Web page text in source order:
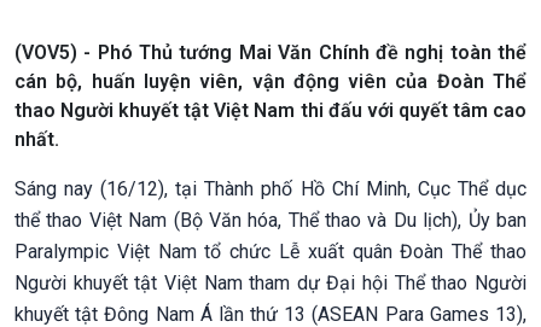
(VOV5) - Phó Thủ tướng Mai Văn Chính đề nghị toàn thể
cán bộ, huấn luyện viên, vận động viên của Đoàn Thể
thao Người khuyết tật Việt Nam thi đấu với quyết tâm cao
nhất.
Sáng nay (16/12), tại Thành phố Hồ Chí Minh, Cục Thể dục
thể thao Việt Nam (Bộ Văn hóa, Thể thao và Du lịch), Ủy ban
Paralympic Việt Nam tổ chức Lễ xuất quân Đoàn Thể thao
Người khuyết tật Việt Nam tham dự Đại hội Thể thao Người
khuyết tật Đông Nam Á lần thứ 13 (ASEAN Para Games 13),